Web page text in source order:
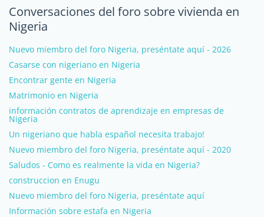
Conversaciones del foro sobre vivienda en
Nigeria
Nuevo miembro del foro Nigeria, preséntate aquí - 2026
Casarse con nigeriano en Nigeria
Encontrar gente en Nigeria
Matrimonio en Nigeria
información contratos de aprendizaje en empresas de
Nigeria
Un nigeriano que habla español necesita trabajo!
Nuevo miembro del foro Nigeria, preséntate aquí - 2020
Saludos - Como es realmente la vida en Nigeria?
construccion en Enugu
Nuevo miembro del foro Nigeria, preséntate aquí
Información sobre estafa en Nigeria